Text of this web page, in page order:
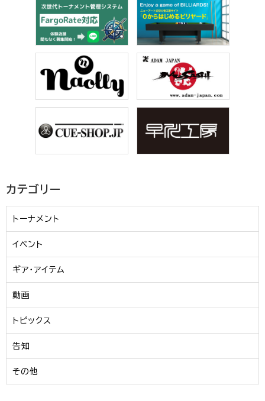
カテゴリー
トーナメント
イベント
ギア・アイテム
動画
トピックス
告知
その他